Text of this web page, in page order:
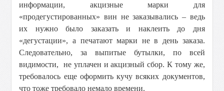
информации, акцизные марки для
«продегустированных» вин не заказывались – ведь
их нужно было заказать и наклеить до дня
«дегустации», а печатают марки не в день заказа.
Следовательно, за выпитые бутылки, по всей
видимости, не уплачен и акцизный сбор. К тому же,
требовалось еще оформить кучу всяких документов,
что тоже требовало немало времени.